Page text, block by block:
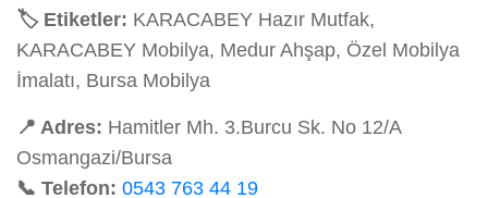
🏷️ Etiketler: KARACABEY Hazır Mutfak,
KARACABEY Mobilya, Medur Ahşap, Özel Mobilya
İmalatı, Bursa Mobilya
📍 Adres: Hamitler Mh. 3.Burcu Sk. No 12/A
Osmangazi/Bursa
📞 Telefon: 0543 763 44 19